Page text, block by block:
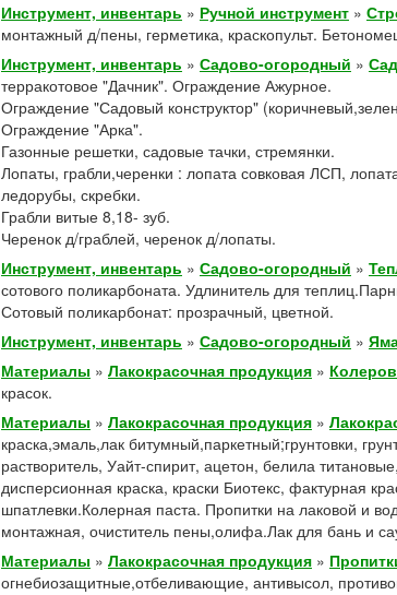
Инструмент, инвентарь » Ручной инструмент »
монтажный д/пены, герметика, краскопульт.
Инструмент, инвентарь » Садово-огородный »
терракотовое "Дачник". Ограждение Ажурное.
Ограждение "Садовый конструктор"
Ограждение "Арка".
Газонные решетки, садовые тачки, стремянки.
Лопаты, грабли,черенки : лопата совковая ЛСП,
ледорубы, скребки.
Грабли витые 8,18- зуб.
Черенок д/граблей, черенок д/лопаты.
Инструмент, инвентарь » Садово-огородный »
сотового поликарбоната. Удлинитель для
Сотовый поликарбонат: прозрачный, цветной.
Инструмент, инвентарь » Садово-огородный »
Материалы » Лакокрасочная продукция »
красок.
Материалы » Лакокрасочная продукция »
краска,эмаль,лак битумный,паркетный;грунтовки,
растворитель, Уайт-спирит, ацетон, белила
дисперсионная краска, краски Биотекс, фактурная
шпатлевки.Колерная паста. Пропитки на лаковой и
монтажная, очиститель пены,олифа.Лак для бань и
Материалы » Лакокрасочная продукция »
огнебиозащитные,отбеливающие, антивысол,